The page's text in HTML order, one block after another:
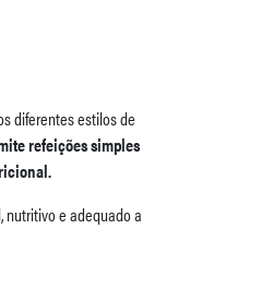
diferentes estilos de
refeições simples
nutritivo e adequado a